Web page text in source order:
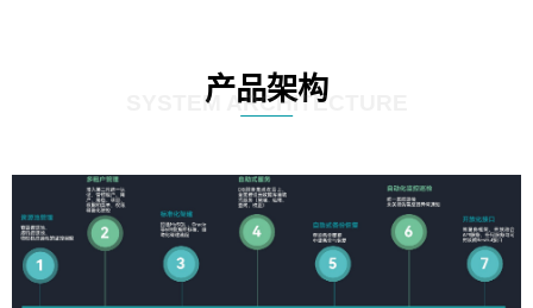
产品架构
SYSTEM ARCHITECTURE